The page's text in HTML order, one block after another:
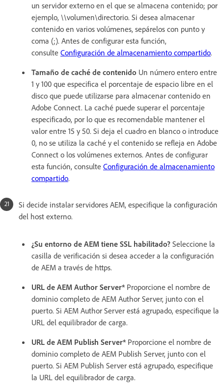
un servidor externo en el que se almacena contenido; por
ejemplo, \\volumen\directorio. Si desea almacenar
contenido en varios volúmenes, sepárelos con punto y
coma (;). Antes de configurar esta función,
consulte Configuración de almacenamiento compartido.
Tamaño de caché de contenido Un número entero entre
1 y 100 que especifica el porcentaje de espacio libre en el
disco que puede utilizarse para almacenar contenido en
Adobe Connect. La caché puede superar el porcentaje
especificado, por lo que es recomendable mantener el
valor entre 15 y 50. Si deja el cuadro en blanco o introduce
0, no se utiliza la caché y el contenido se refleja en Adobe
Connect o los volúmenes externos. Antes de configurar
esta función, consulte Configuración de almacenamiento
compartido.
Si decide instalar servidores AEM, especifique la configuración
del host externo.
¿Su entorno de AEM tiene SSL habilitado? Seleccione la
casilla de verificación si desea acceder a la configuración
de AEM a través de https.
URL de AEM Author Server* Proporcione el nombre de
dominio completo de AEM Author Server, junto con el
puerto. Si AEM Author Server está agrupado, especifique la
URL del equilibrador de carga.
URL de AEM Publish Server* Proporcione el nombre de
dominio completo de AEM Publish Server, junto con el
puerto. Si AEM Publish Server está agrupado, especifique
la URL del equilibrador de carga.